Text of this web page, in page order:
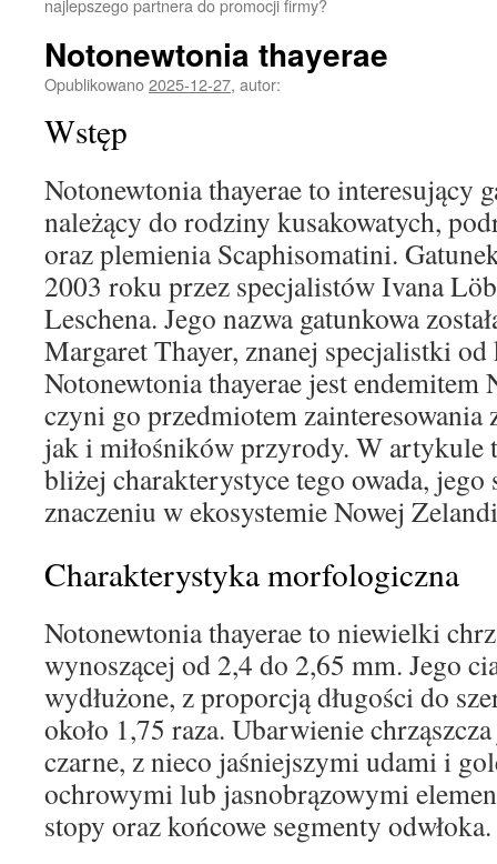
najlepszego partnera do promocji firmy?
Notonewtonia thayerae
Opublikowano2025-12-27, autor:
Wstęp
Notonewtonia thayerae to interesujący
należący do rodziny kusakowatych,
oraz plemienia Scaphisomatini.
2003 roku przez specjalistów Ivana
Leschena. Jego nazwa gatunkowa
Margaret Thayer, znanej specjalistki od
Notonewtonia thayerae jest endemitem
czyni go przedmiotem
jak i miłośników przyrody. W
bliżej charakterystyce tego owada,
znaczeniu w ekosystemie Nowej
Charakterystyka morfologiczna
Notonewtonia thayerae to niewielki
wynoszącej od 2,4 do 2,65 mm. Jego
wydłużone, z proporcją długości do
około 1,75 raza. Ubarwienie
czarne, z nieco jaśniejszymi udami i
ochrowymi lub jasnobrązowymi
stopy oraz końcowe segmenty odwłoka.